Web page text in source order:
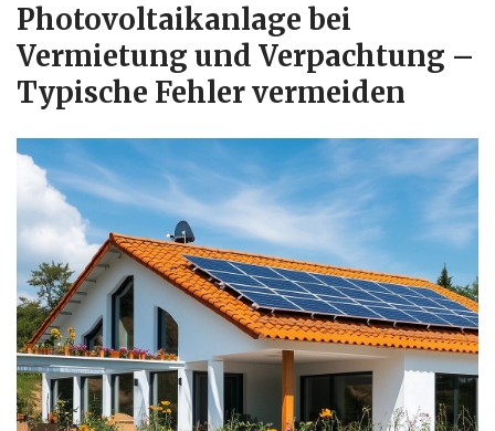
Photovoltaikanlage bei
Vermietung und Verpachtung –
Typische Fehler vermeiden